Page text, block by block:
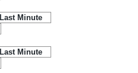
Last Minute
Last Minute